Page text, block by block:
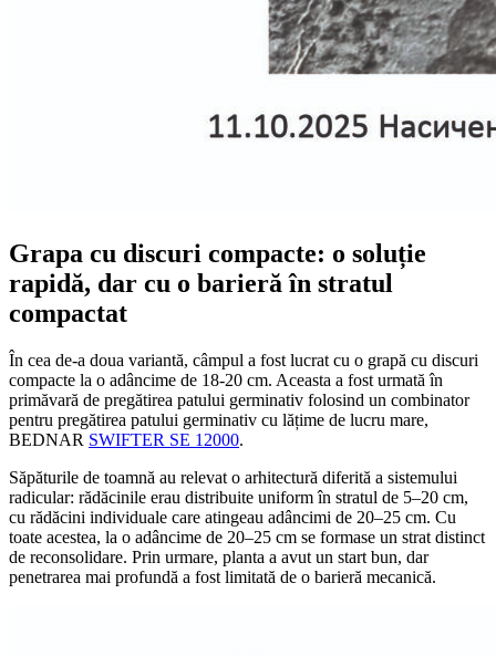
Grapa cu discuri compacte: o soluție
rapidă, dar cu o barieră în stratul
compactat
În cea de-a doua variantă, câmpul a fost lucrat cu o grapă cu discuri
compacte la o adâncime de 18-20 cm. Aceasta a fost urmată în
primăvară de pregătirea patului germinativ folosind un combinator
pentru pregătirea patului germinativ cu lățime de lucru mare,
BEDNAR SWIFTER SE 12000.
Săpăturile de toamnă au relevat o arhitectură diferită a sistemului
radicular: rădăcinile erau distribuite uniform în stratul de 5–20 cm,
cu rădăcini individuale care atingeau adâncimi de 20–25 cm. Cu
toate acestea, la o adâncime de 20–25 cm se formase un strat distinct
de reconsolidare. Prin urmare, planta a avut un start bun, dar
penetrarea mai profundă a fost limitată de o barieră mecanică.